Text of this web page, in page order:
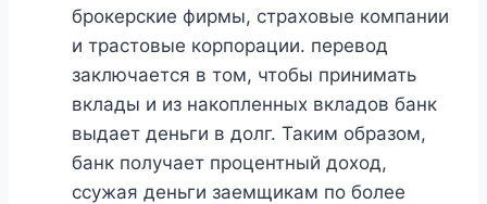
брокерские фирмы, страховые компании
и трастовые корпорации. перевод
заключается в том, чтобы принимать
вклады и из накопленных вкладов банк
выдает деньги в долг. Таким образом,
банк получает процентный доход,
ссужая деньги заемщикам по более